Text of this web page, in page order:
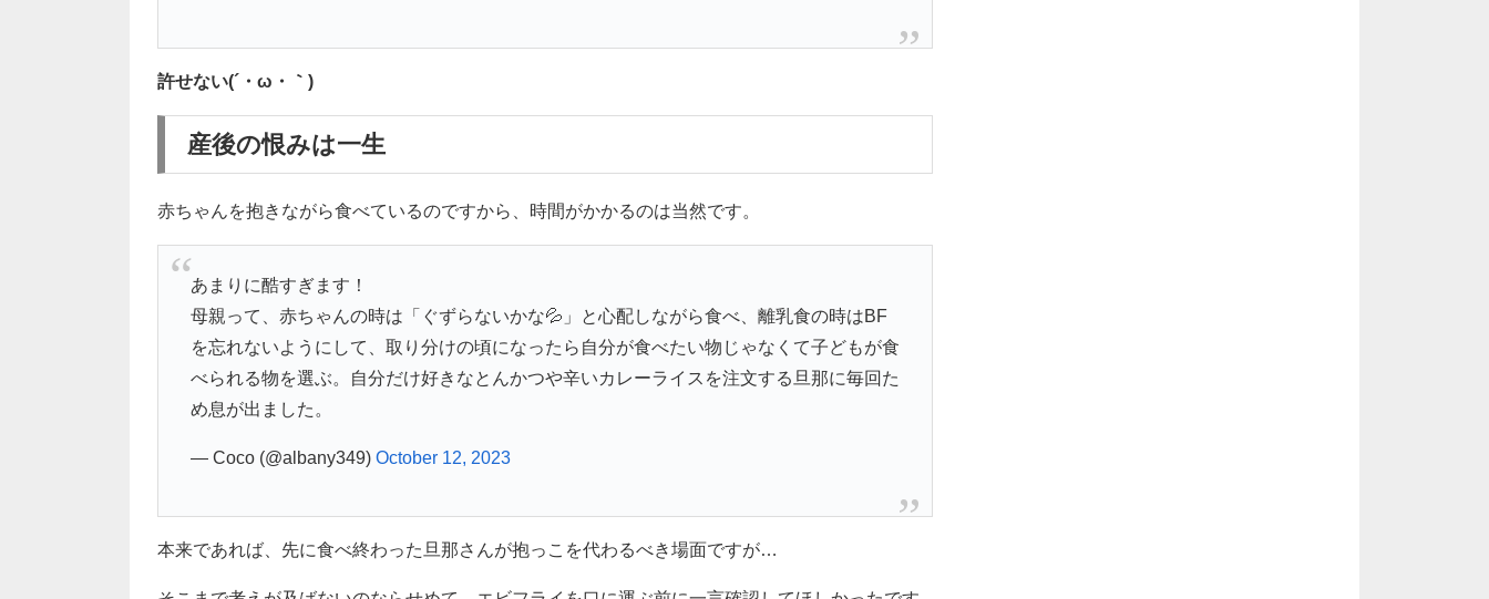
許せない(´・ω・｀)
産後の恨みは一生
赤ちゃんを抱きながら食べているのですから、時間がかかるのは当然です。
あまりに酷すぎます！
母親って、赤ちゃんの時は「ぐずらないかな💦」と心配しながら食べ、離乳食の時はBF
を忘れないようにして、取り分けの頃になったら自分が食べたい物じゃなくて子どもが食
べられる物を選ぶ。自分だけ好きなとんかつや辛いカレーライスを注文する旦那に毎回た
め息が出ました。
— Coco (@albany349) October 12, 2023
本来であれば、先に食べ終わった旦那さんが抱っこを代わるべき場面ですが…